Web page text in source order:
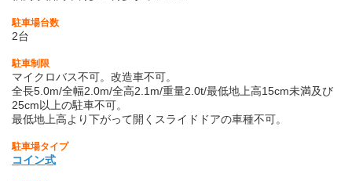
駐車場台数
2台
駐車制限
マイクロバス不可。改造車不可。
全長5.0m/全幅2.0m/全高2.1m/重量2.0t/最低地上高15cm未満及び
25cm以上の駐車不可。
最低地上高より下がって開くスライドドアの車種不可。
駐車場タイプ
コイン式